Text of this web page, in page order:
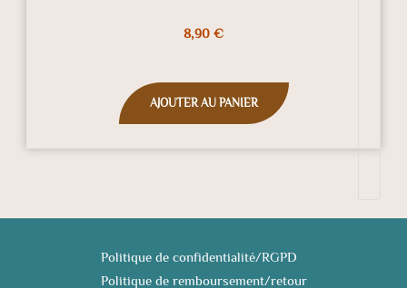
8,90 €
AJOUTER AU PANIER
Politique de confidentialité/RGPD
Politique de remboursement/retour